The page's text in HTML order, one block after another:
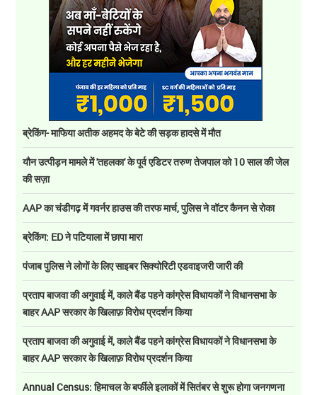
ब्रेकिंग- माफिया अतीक अहमद के बेटे की सड़क हादसे में मौत
यौन उत्पीड़न मामले में 'तहलका' के पूर्व एडिटर तरुण तेजपाल को 10 साल की जेल
की सज़ा
AAP का चंडीगढ़ में गवर्नर हाउस की तरफ मार्च, पुलिस ने वॉटर कैनन से रोका
ब्रेकिंग: ED ने पटियाला में छापा मारा
पंजाब पुलिस ने लोगों के लिए साइबर सिक्योरिटी एडवाइजरी जारी की
प्रताप बाजवा की अगुवाई में, काले बैंड पहने कांग्रेस विधायकों ने विधानसभा के
बाहर AAP सरकार के खिलाफ़ विरोध प्रदर्शन किया
प्रताप बाजवा की अगुवाई में, काले बैंड पहने कांग्रेस विधायकों ने विधानसभा के
बाहर AAP सरकार के खिलाफ़ विरोध प्रदर्शन किया
Annual Census: हिमाचल के बर्फीले इलाकों में सितंबर से शुरू होगा जनगणना